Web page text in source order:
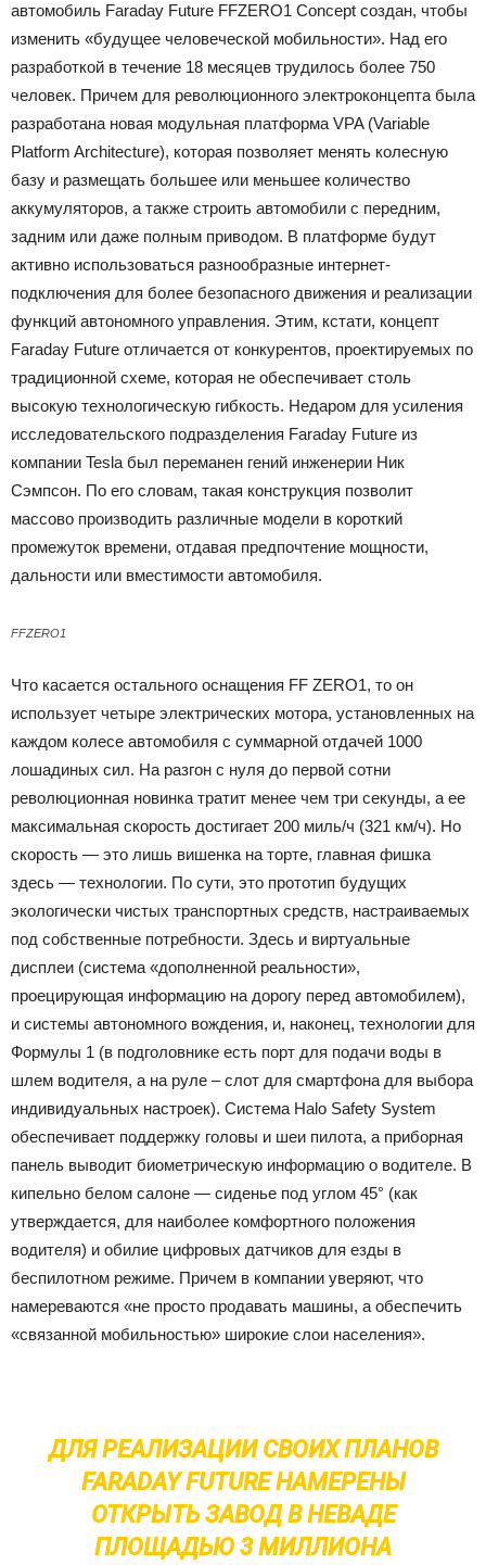
автомобиль Faraday Future FFZERO1 Concept создан, чтобы
изменить «будущее человеческой мобильности». Над его
разработкой в течение 18 месяцев трудилось более 750
человек. Причем для революционного электроконцепта была
разработана новая модульная платформа VPA (Variable
Platform Architecture), которая позволяет менять колесную
базу и размещать большее или меньшее количество
аккумуляторов, а также строить автомобили с передним,
задним или даже полным приводом. В платформе будут
активно использоваться разнообразные интернет-
подключения для более безопасного движения и реализации
функций автономного управления. Этим, кстати, концепт
Faraday Future отличается от конкурентов, проектируемых по
традиционной схеме, которая не обеспечивает столь
высокую технологическую гибкость. Недаром для усиления
исследовательского подразделения Faraday Future из
компании Tesla был переманен гений инженерии Ник
Сэмпсон. По его словам, такая конструкция позволит
массово производить различные модели в короткий
промежуток времени, отдавая предпочтение мощности,
дальности или вместимости автомобиля.
FFZERO1
Что касается остального оснащения FF ZERO1, то он
использует четыре электрических мотора, установленных на
каждом колесе автомобиля с суммарной отдачей 1000
лошадиных сил. На разгон с нуля до первой сотни
революционная новинка тратит менее чем три секунды, а ее
максимальная скорость достигает 200 миль/ч (321 км/ч). Но
скорость — это лишь вишенка на торте, главная фишка
здесь — технологии. По сути, это прототип будущих
экологически чистых транспортных средств, настраиваемых
под собственные потребности. Здесь и виртуальные
дисплеи (система «дополненной реальности»,
проецирующая информацию на дорогу перед автомобилем),
и системы автономного вождения, и, наконец, технологии для
Формулы 1 (в подголовнике есть порт для подачи воды в
шлем водителя, а на руле – слот для смартфона для выбора
индивидуальных настроек). Система Halo Safety System
обеспечивает поддержку головы и шеи пилота, а приборная
панель выводит биометрическую информацию о водителе. В
кипельно белом салоне — сиденье под углом 45° (как
утверждается, для наиболее комфортного положения
водителя) и обилие цифровых датчиков для езды в
беспилотном режиме. Причем в компании уверяют, что
намереваются «не просто продавать машины, а обеспечить
«связанной мобильностью» широкие слои населения».
ДЛЯ РЕАЛИЗАЦИИ СВОИХ ПЛАНОВ
FARADAY FUTURE НАМЕРЕНЫ
ОТКРЫТЬ ЗАВОД В НЕВАДЕ
ПЛОЩАДЬЮ 3 МИЛЛИОНА